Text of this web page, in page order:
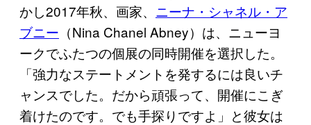
かし2017年秋、画家、 ニーナ・シャネル・ア
ブニー （Nina Chanel Abney）は、ニューヨ
ークでふたつの個展の同時開催を選択した。
「強力なステートメントを発するには良いチ
ャンスでした。だから頑張って、開催にこぎ
着けたのです。でも手探りですよ」と彼女は